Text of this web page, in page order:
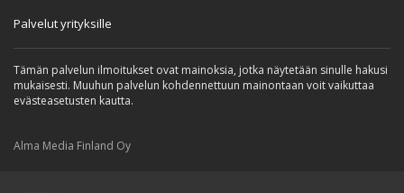
Palvelut yrityksille
Tämän palvelun ilmoitukset ovat mainoksia, jotka näytetään sinulle hakusi
mukaisesti. Muuhun palvelun kohdennettuun mainontaan voit vaikuttaa
evästeasetusten kautta.
Alma Media Finland Oy